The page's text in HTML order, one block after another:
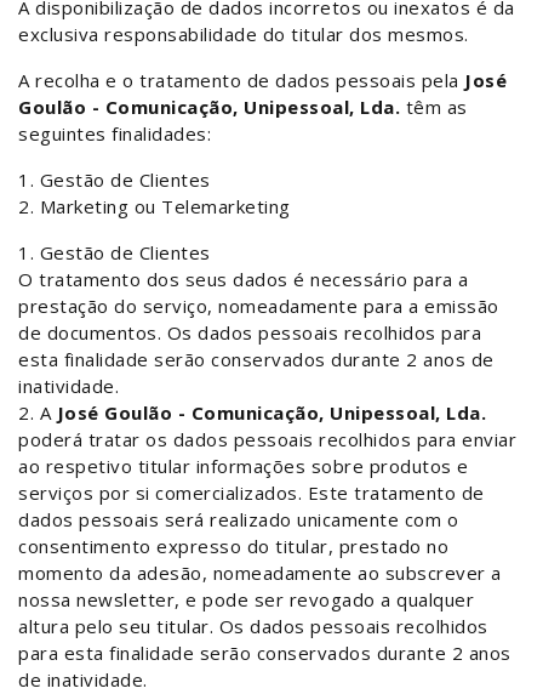
A disponibilização de dados incorretos ou inexatos é da
exclusiva responsabilidade do titular dos mesmos.
A recolha e o tratamento de dados pessoais pela José
Goulão - Comunicação, Unipessoal, Lda. têm as
seguintes finalidades:
1. Gestão de Clientes
2. Marketing ou Telemarketing
1. Gestão de Clientes
O tratamento dos seus dados é necessário para a
prestação do serviço, nomeadamente para a emissão
de documentos. Os dados pessoais recolhidos para
esta finalidade serão conservados durante 2 anos de
inatividade.
2. A José Goulão - Comunicação, Unipessoal, Lda.
poderá tratar os dados pessoais recolhidos para enviar
ao respetivo titular informações sobre produtos e
serviços por si comercializados. Este tratamento de
dados pessoais será realizado unicamente com o
consentimento expresso do titular, prestado no
momento da adesão, nomeadamente ao subscrever a
nossa newsletter, e pode ser revogado a qualquer
altura pelo seu titular. Os dados pessoais recolhidos
para esta finalidade serão conservados durante 2 anos
de inatividade.